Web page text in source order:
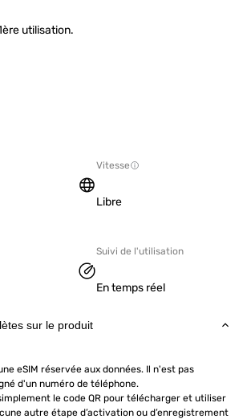
utilisation.
Vitesse
Libre
Suivi de l'utilisation
En temps réel
sur le produit
eSIM réservée aux données. Il n'est pas
d'un numéro de téléphone.
le code QR pour télécharger et utiliser
autre étape d’activation ou d’enregistrement